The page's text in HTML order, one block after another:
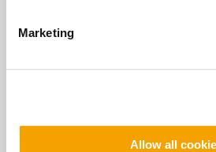
Marketing
Allow all
6199 AD Maastricht Airport